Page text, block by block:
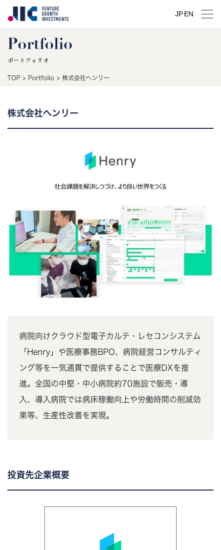
JPEN
Portfolio
ポートフォリオ
TOP > Portfolio > 株式会社ヘンリー
株式会社ヘンリー
病院向けクラウド型電子カルテ・レセコンシステム
「Henry」や医療事務BPO、病院経営コンサルティ
ング等を一気通貫で提供することで医療DXを推
進。全国の中堅・中小病院約70施設で販売・導
入、導入病院では病床稼働向上や労働時間の削減効
果等、生産性改善を実現。
投資先企業概要